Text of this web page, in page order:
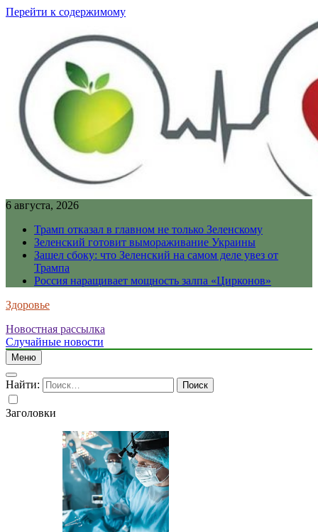
Перейти к содержимому
6 августа, 2026
Трамп отказал в главном не только Зеленскому
Зеленский готовит вымораживание Украины
Зашел сбоку: что Зеленский на самом деле увез от
Трампа
Россия наращивает мощность залпа «Цирконов»
Здоровье
Новостная рассылка
Случайные новости
Меню
Найти:
Заголовки